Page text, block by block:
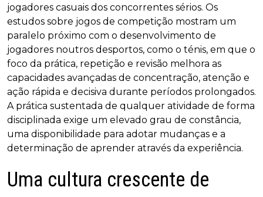
jogadores casuais dos concorrentes sérios. Os
estudos sobre jogos de competição mostram um
paralelo próximo com o desenvolvimento de
jogadores noutros desportos, como o ténis, em que o
foco da prática, repetição e revisão melhora as
capacidades avançadas de concentração, atenção e
ação rápida e decisiva durante períodos prolongados.
A prática sustentada de qualquer atividade de forma
disciplinada exige um elevado grau de constância,
uma disponibilidade para adotar mudanças e a
determinação de aprender através da experiência.
Uma cultura crescente de